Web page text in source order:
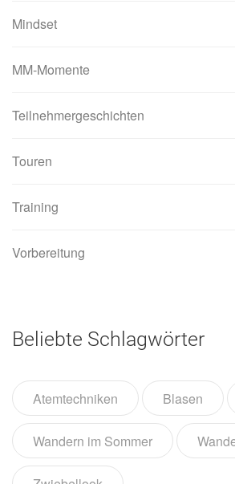
Mindset
MM-Momente
Teilnehmergeschichten
Touren
Training
Vorbereitung
Beliebte Schlagwörter
Atemtechniken Blasen
Wandern im Sommer